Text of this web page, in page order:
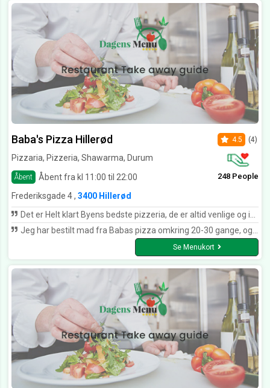
Baba's Pizza Hillerød
Pizzaria, Pizzeria, Shawarma, Durum
Åbent Åbent fra kl 11:00 til 22:00
4.5 (4)
248 People
Frederiksgade 4 , 3400 Hillerød
Det er Helt klart Byens bedste pizzeria, de er altid venlige og imødekommende der er God service, det er hurtige til at bringe maden ud, maden smager godt. jeg ville anbefalede det til ander.
Jeg har bestilt mad fra Babas pizza omkring 20-30 gange, og jeg er tilfreds 8 ud af 10 gange,,, da jeg er en af de kunder som bestiller på de dage/tidspunkter hvor der er rigtig travlt,, og laver også engang imellem bestillinger som er vedhæftede med specifikt leverings tidspunkt, her kan jeg godt forstå der kan ske fejl. Det er mennesker som laver mad. Hvis jeg skulle give dem en samlet karakter fra 1-10 får de 7.5 Dejligt mad, go service. Prisen på pizza er igennem årene steget, men det gælder dov alle steder. Hvis du ikke har prøvet Babas pizza i Hillerød før, bør du gøre dig selv den tjeneste at køre forbi og købe en hjemmelavet Durum m. Kebab,, den er helt klart turen værd. her får de 9.0. Jeg bor i Hillerød, og jeg forsætter med at bruge dem som som mit fortrukne pizzaria. Thumbs up.
Se Menukort